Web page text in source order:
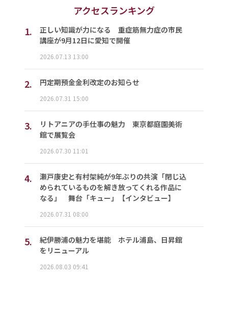
アクセスランキング
1.
正しい知識が力になる 重症筋無力症の市民
講座が9月12日に愛知で開催
2026.07.13 13:00
2. 円定期預金金利改定のお知らせ
2026.07.31 15:00
3.
リトアニアの手仕事の魅力 東京都庭園美術
館で展覧会
2026.07.30 11:01
4.
瀬戸康史と有村架純が9年ぶりの共演「閉じ込
められているものを解き放ってくれる作品に
なる」 舞台「キュー」【インタビュー】
2026.07.31 08:00
5.
紀伊勝浦の魅力を堪能 ホテル浦島、日昇館
をリニューアル
2026.08.03 09:41